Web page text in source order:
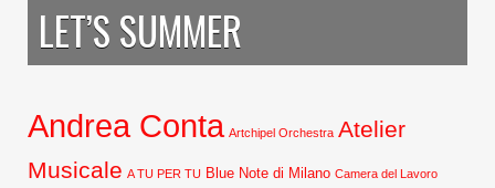
LET’S SUMMER
Andrea Conta Artchipel Orchestra Atelier
Musicale A TU PER TU Blue Note di Milano Camera del Lavoro